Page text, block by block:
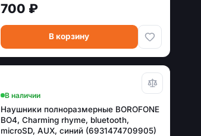
700 ₽
В корзину
В наличии
Наушники полноразмерные BOROFONE
BO4, Charming rhyme, bluetooth,
microSD, AUX, синий (6931474709905)